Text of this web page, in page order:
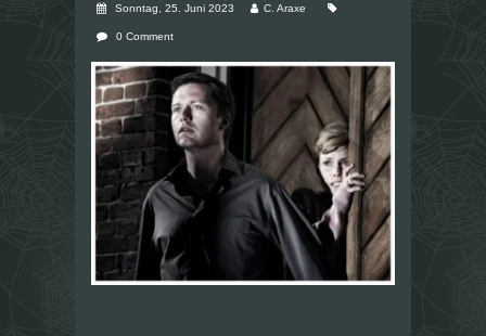
Sonntag, 25. Juni 2023 C. Araxe
0 Comment